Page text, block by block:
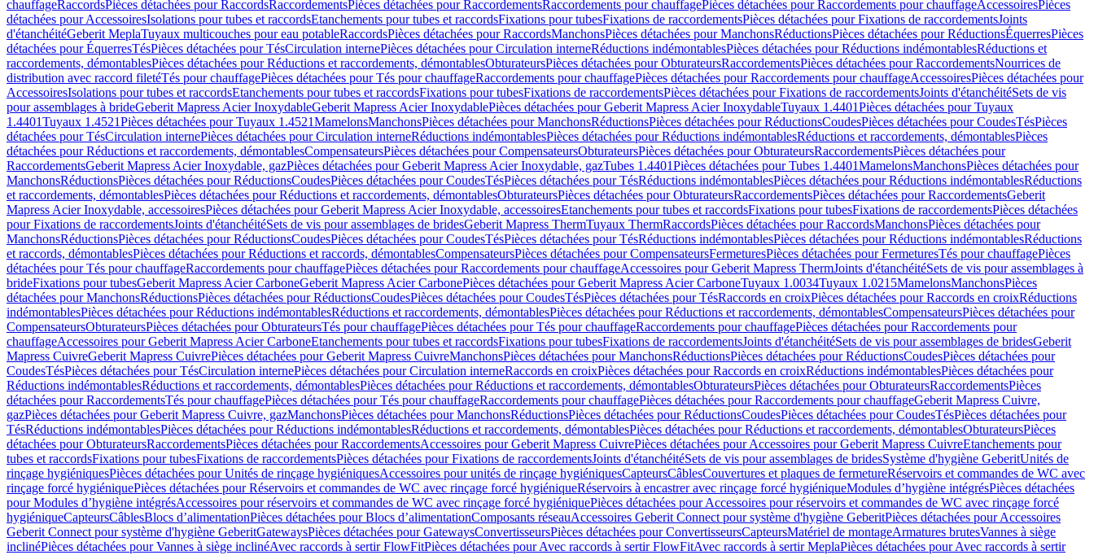
chauffageRaccordsPièces détachées pour RaccordsRaccordementsPièces détachées pour RaccordementsRaccordements pour chauffagePièces détachées pour Raccordements pour chauffageAccessoiresPièces
détachées pour AccessoiresIsolations pour tubes et raccordsEtanchements pour tubes et raccordsFixations pour tubesFixations de raccordementsPièces détachées pour Fixations de raccordementsJoints
d'étanchéitéGeberit MeplaTuyaux multicouches pour eau potableRaccordsPièces détachées pour RaccordsManchonsPièces détachées pour ManchonsRéductionsPièces détachées pour RéductionsÉquerresPièces
détachées pour ÉquerresTésPièces détachées pour TésCirculation internePièces détachées pour Circulation interneRéductions indémontablesPièces détachées pour Réductions indémontablesRéductions et
raccordements, démontablesPièces détachées pour Réductions et raccordements, démontablesObturateursPièces détachées pour ObturateursRaccordementsPièces détachées pour RaccordementsNourrices de
distribution avec raccord filetéTés pour chauffagePièces détachées pour Tés pour chauffageRaccordements pour chauffagePièces détachées pour Raccordements pour chauffageAccessoiresPièces détachées pour
AccessoiresIsolations pour tubes et raccordsEtanchements pour tubes et raccordsFixations pour tubesFixations de raccordementsPièces détachées pour Fixations de raccordementsJoints d'étanchéitéSets de vis
pour assemblages à brideGeberit Mapress Acier InoxydableGeberit Mapress Acier InoxydablePièces détachées pour Geberit Mapress Acier InoxydableTuyaux 1.4401Pièces détachées pour Tuyaux
1.4401Tuyaux 1.4521Pièces détachées pour Tuyaux 1.4521MamelonsManchonsPièces détachées pour ManchonsRéductionsPièces détachées pour RéductionsCoudesPièces détachées pour CoudesTésPièces
détachées pour TésCirculation internePièces détachées pour Circulation interneRéductions indémontablesPièces détachées pour Réductions indémontablesRéductions et raccordements, démontablesPièces
détachées pour Réductions et raccordements, démontablesCompensateursPièces détachées pour CompensateursObturateursPièces détachées pour ObturateursRaccordementsPièces détachées pour
RaccordementsGeberit Mapress Acier Inoxydable, gazPièces détachées pour Geberit Mapress Acier Inoxydable, gazTubes 1.4401Pièces détachées pour Tubes 1.4401MamelonsManchonsPièces détachées pour
ManchonsRéductionsPièces détachées pour RéductionsCoudesPièces détachées pour CoudesTésPièces détachées pour TésRéductions indémontablesPièces détachées pour Réductions indémontablesRéductions
et raccordements, démontablesPièces détachées pour Réductions et raccordements, démontablesObturateursPièces détachées pour ObturateursRaccordementsPièces détachées pour RaccordementsGeberit
Mapress Acier Inoxydable, accessoiresPièces détachées pour Geberit Mapress Acier Inoxydable, accessoiresEtanchements pour tubes et raccordsFixations pour tubesFixations de raccordementsPièces détachées
pour Fixations de raccordementsJoints d'étanchéitéSets de vis pour assemblages de bridesGeberit Mapress ThermTuyaux ThermRaccordsPièces détachées pour RaccordsManchonsPièces détachées pour
ManchonsRéductionsPièces détachées pour RéductionsCoudesPièces détachées pour CoudesTésPièces détachées pour TésRéductions indémontablesPièces détachées pour Réductions indémontablesRéductions
et raccords, démontablesPièces détachées pour Réductions et raccords, démontablesCompensateursPièces détachées pour CompensateursFermeturesPièces détachées pour FermeturesTés pour chauffagePièces
détachées pour Tés pour chauffageRaccordements pour chauffagePièces détachées pour Raccordements pour chauffageAccessoires pour Geberit Mapress ThermJoints d'étanchéitéSets de vis pour assemblages à
brideFixations pour tubesGeberit Mapress Acier CarboneGeberit Mapress Acier CarbonePièces détachées pour Geberit Mapress Acier CarboneTuyaux 1.0034Tuyaux 1.0215MamelonsManchonsPièces
détachées pour ManchonsRéductionsPièces détachées pour RéductionsCoudesPièces détachées pour CoudesTésPièces détachées pour TésRaccords en croixPièces détachées pour Raccords en croixRéductions
indémontablesPièces détachées pour Réductions indémontablesRéductions et raccordements, démontablesPièces détachées pour Réductions et raccordements, démontablesCompensateursPièces détachées pour
CompensateursObturateursPièces détachées pour ObturateursTés pour chauffagePièces détachées pour Tés pour chauffageRaccordements pour chauffagePièces détachées pour Raccordements pour
chauffageAccessoires pour Geberit Mapress Acier CarboneEtanchements pour tubes et raccordsFixations pour tubesFixations de raccordementsJoints d'étanchéitéSets de vis pour assemblages de bridesGeberit
Mapress CuivreGeberit Mapress CuivrePièces détachées pour Geberit Mapress CuivreManchonsPièces détachées pour ManchonsRéductionsPièces détachées pour RéductionsCoudesPièces détachées pour
CoudesTésPièces détachées pour TésCirculation internePièces détachées pour Circulation interneRaccords en croixPièces détachées pour Raccords en croixRéductions indémontablesPièces détachées pour
Réductions indémontablesRéductions et raccordements, démontablesPièces détachées pour Réductions et raccordements, démontablesObturateursPièces détachées pour ObturateursRaccordementsPièces
détachées pour RaccordementsTés pour chauffagePièces détachées pour Tés pour chauffageRaccordements pour chauffagePièces détachées pour Raccordements pour chauffageGeberit Mapress Cuivre,
gazPièces détachées pour Geberit Mapress Cuivre, gazManchonsPièces détachées pour ManchonsRéductionsPièces détachées pour RéductionsCoudesPièces détachées pour CoudesTésPièces détachées pour
TésRéductions indémontablesPièces détachées pour Réductions indémontablesRéductions et raccordements, démontablesPièces détachées pour Réductions et raccordements, démontablesObturateursPièces
détachées pour ObturateursRaccordementsPièces détachées pour RaccordementsAccessoires pour Geberit Mapress CuivrePièces détachées pour Accessoires pour Geberit Mapress CuivreEtanchements pour
tubes et raccordsFixations pour tubesFixations de raccordementsPièces détachées pour Fixations de raccordementsJoints d'étanchéitéSets de vis pour assemblages de bridesSystème d'hygiène GeberitUnités de
rinçage hygiéniquesPièces détachées pour Unités de rinçage hygiéniquesAccessoires pour unités de rinçage hygiéniquesCapteursCâblesCouvertures et plaques de fermetureRéservoirs et commandes de WC avec
rinçage forcé hygiéniquePièces détachées pour Réservoirs et commandes de WC avec rinçage forcé hygiéniqueRéservoirs à encastrer avec rinçage forcé hygiéniqueModules d’hygiène intégrésPièces détachées
pour Modules d’hygiène intégrésAccessoires pour réservoirs et commandes de WC avec rinçage forcé hygiéniquePièces détachées pour Accessoires pour réservoirs et commandes de WC avec rinçage forcé
hygiéniqueCapteursCâblesBlocs d’alimentationPièces détachées pour Blocs d’alimentationComposants réseauAccessoires Geberit Connect pour système d'hygiène GeberitPièces détachées pour Accessoires
Geberit Connect pour système d'hygiène GeberitGatewaysPièces détachées pour GatewaysConvertisseursPièces détachées pour ConvertisseursCapteursMatériel de montageArmatures brutesVannes à siège
inclinéPièces détachées pour Vannes à siège inclinéAvec raccords à sertir FlowFitPièces détachées pour Avec raccords à sertir FlowFitAvec raccords à sertir MeplaPièces détachées pour Avec raccords à sertir